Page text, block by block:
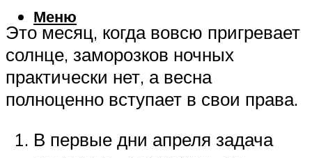
Меню
Это месяц, когда вовсю пригревает
солнце, заморозков ночных
практически нет, а весна
полноценно вступает в свои права.
В первые дни апреля задача